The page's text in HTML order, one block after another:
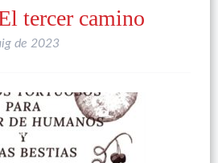
tercer camino
de 2023